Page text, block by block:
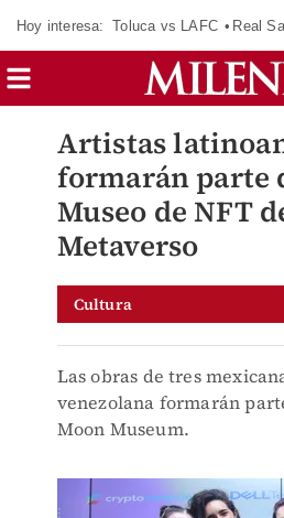
Hoy interesa: Toluca vs LAFC Real
Artistas
formarán parte
Museo de NFT
Metaverso
Cultura
Las obras de tres
venezolana formarán
Moon Museum.